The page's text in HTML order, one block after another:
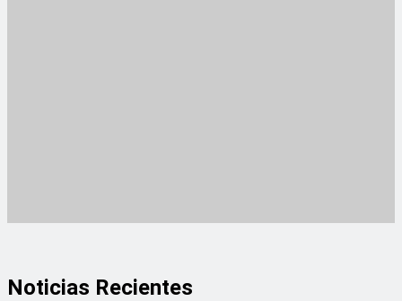
Noticias Recientes